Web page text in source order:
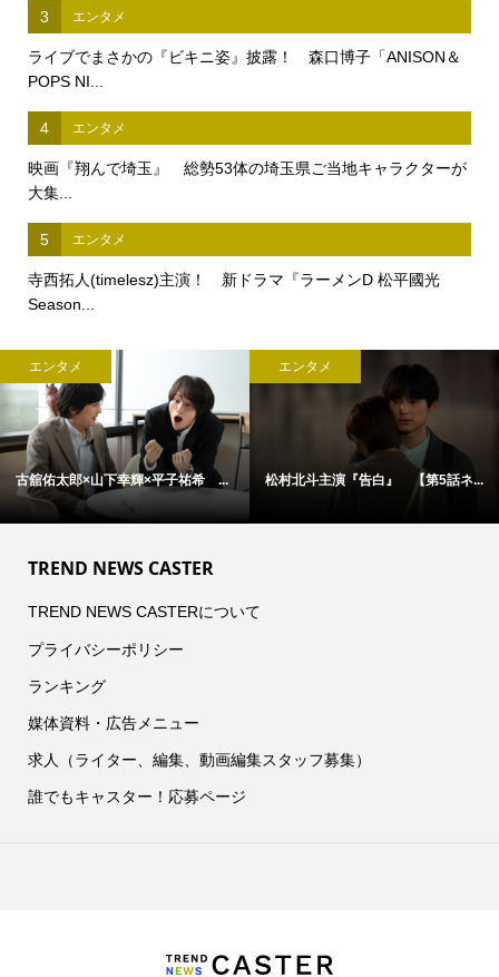
3 エンタメ
ライブでまさかの『ビキニ姿』披露！ 森口博子「ANISON＆
POPS NI...
4 エンタメ
映画『翔んで埼玉』 総勢53体の埼玉県ご当地キャラクターが
大集...
5 エンタメ
寺西拓人(timelesz)主演！ 新ドラマ『ラーメンD 松平國光
Season...
第5話ネ... アン・ハサウェイ×ユアン・マクレ...
エンタメ
松村北斗主演『告白
TREND NEWS CASTER
TREND NEWS CASTERについて
プライバシーポリシー
ランキング
媒体資料・広告メニュー
求人（ライター、編集、動画編集スタッフ募集）
誰でもキャスター！応募ページ